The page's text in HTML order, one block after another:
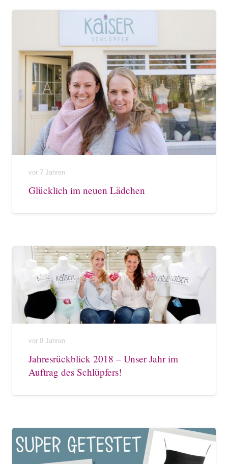
vor 7 Jahren
Glücklich im neuen Lädchen
vor 8 Jahren
Jahresrückblick 2018 – Unser Jahr im
Auftrag des Schlüpfers!